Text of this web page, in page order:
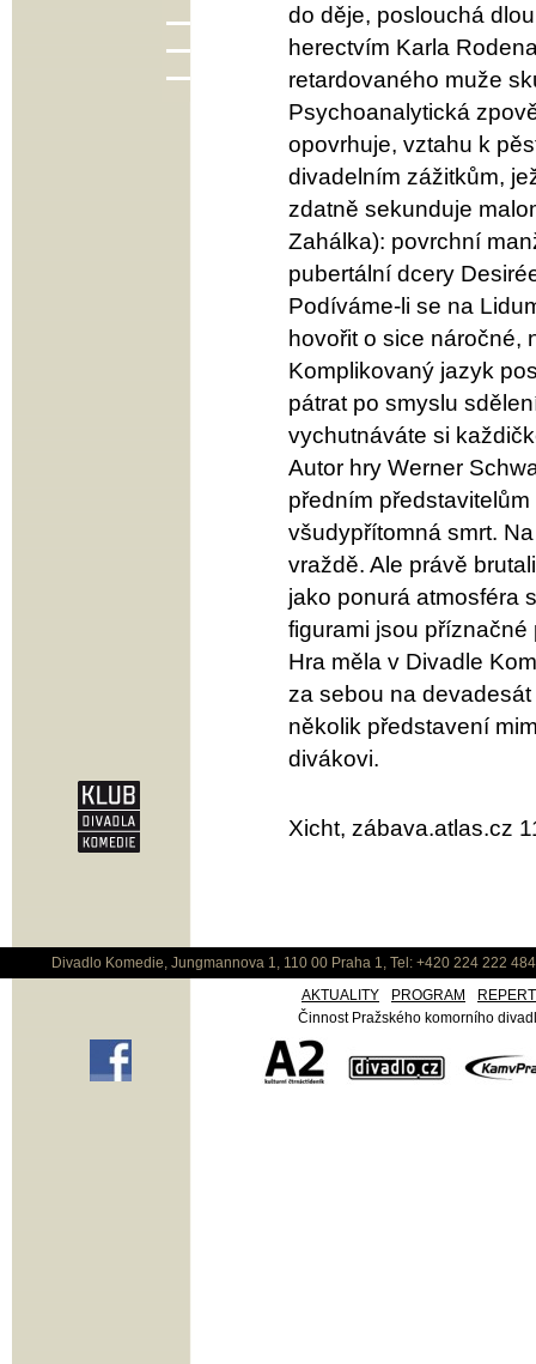
do děje, poslouchá
herectvím Karla
retardovaného muže
Psychoanalytická
opovrhuje, vztahu k
divadelním zážitkům,
zdatně sekunduje
Zahálka): povrchní
pubertální dcery
Podíváme-li se na
hovořit o sice náročné,
Komplikovaný jazyk
pátrat po smyslu
vychutnáváte si
Autor hry Werner
předním
všudypřítomná smrt.
vraždě. Ale právě
jako ponurá atmosféra
figurami jsou
Hra měla v Divadle
za sebou na
několik představení
divákovi.
Xicht, zábava.atlas.cz
Divadlo Komedie, Jungmannova 1, 110 00 Praha 1, Tel: +420 224 222
AKTUALITY
PROGRAM
Činnost Pražského komorního